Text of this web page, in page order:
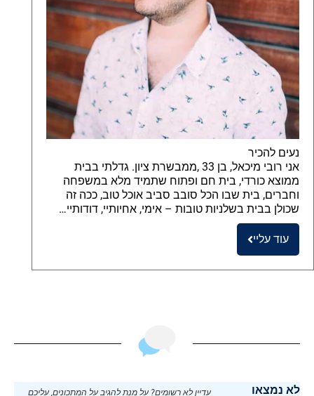
נעים להכיר
אני רובי מיכאל, בן 33 ,ממבשרת ציון. גדלתי בבית
ממוצא כורדי, בית חם ופתוח שתמיד מלא במשפחה
וחברים, בית שבו הכל סובב סביב אוכל טוב, ככה זה
שכולן בבית בשלניות טובות – אימי, אחיותיי, דודותיי…
עוד עליי
לא נמצאו
עדיין לא רשומים? על מנת להגיב על המתכונים, עליכם